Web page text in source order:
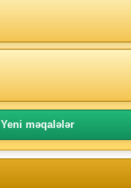
Yeni məqalələr